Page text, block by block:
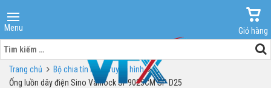
Menu
Giỏ hàng
Tìm
kiếm
cho:Trang chủ
Bộ chia tín hiệu truyền hình
Ống luồn dây điện Sino Vanlock SP9025CM SP D25